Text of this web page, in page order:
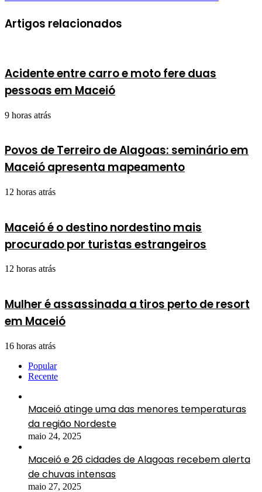
Artigos relacionados
Acidente entre carro e moto fere duas
pessoas em Maceió
9 horas atrás
Povos de Terreiro de Alagoas: seminário em
Maceió apresenta mapeamento
12 horas atrás
Maceió é o destino nordestino mais
procurado por turistas estrangeiros
12 horas atrás
Mulher é assassinada a tiros perto de resort
em Maceió
16 horas atrás
Popular
Recente
Maceió atinge uma das menores temperaturas
da região Nordeste
maio 24, 2025
Maceió e 26 cidades de Alagoas recebem alerta
de chuvas intensas
maio 27, 2025